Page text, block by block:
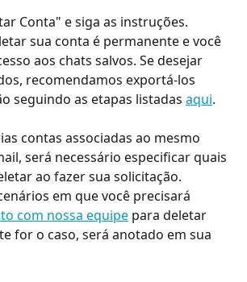
Conta" e siga as instruções.
sua conta é permanente e você
aos chats salvos. Se desejar
recomendamos exportá-los
seguindo as etapas listadas aqui.
contas associadas ao mesmo
será necessário especificar quais
ao fazer sua solicitação.
em que você precisará
com nossa equipe para deletar
for o caso, será anotado em sua